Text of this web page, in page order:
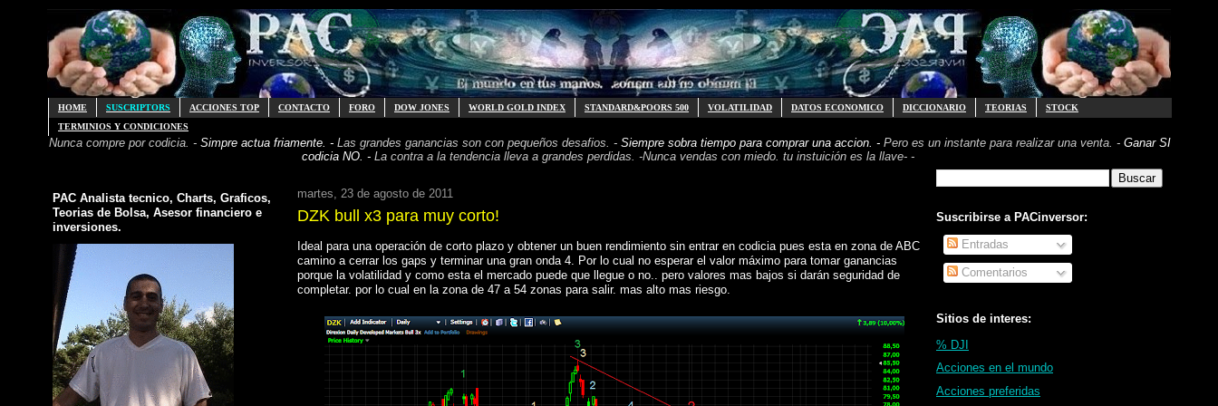
HOME SUSCRIPTORS ACCIONES TOP CONTACTO FORO DOW JONES WORLD GOLD INDEX STANDARD&POORS 500 VOLATILIDAD DATOS ECONOMICO DICCIONARIO TEORIAS
STOCK
TERMINIOS Y CONDICIONES
Nunca compre por codicia. - Simpre actua friamente. - Las grandes ganancias son con pequeños desafios. - Siempre sobra tiempo para comprar una accion. - Pero es un instante para realizar una venta. - Ganar SI
codicia NO. - La contra a la tendencia lleva a grandes perdidas. -Nunca vendas con miedo. tu instuición es la llave- -
PAC Analista tecnico, Charts, Graficos,
Teorias de Bolsa, Asesor financiero e
inversiones.
martes, 23 de agosto de 2011
DZK bull x3 para muy corto!
Ideal para una operación de corto plazo y obtener un buen rendimiento sin entrar en codicia pues esta en zona de ABC
camino a cerrar los gaps y terminar una gran onda 4. Por lo cual no esperar el valor máximo para tomar ganancias
porque la volatilidad y como esta el mercado puede que llegue o no.. pero valores mas bajos si darán seguridad de
completar. por lo cual en la zona de 47 a 54 zonas para salir. mas alto mas riesgo.
Suscribirse a PACinversor:
Entradas
Comentarios
Sitios de interes:
% DJI
Acciones en el mundo
Acciones preferidas